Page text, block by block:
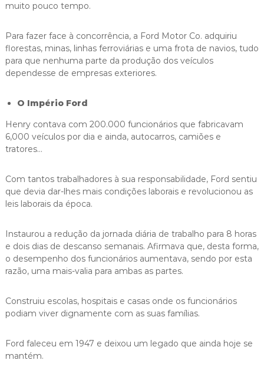
muito pouco tempo.
Para fazer face à concorrência, a Ford Motor Co. adquiriu
florestas, minas, linhas ferroviárias e uma frota de navios, tudo
para que nenhuma parte da produção dos veículos
dependesse de empresas exteriores.
O Império Ford
Henry contava com 200.000 funcionários que fabricavam
6,000 veículos por dia e ainda, autocarros, camiões e
tratores…
Com tantos trabalhadores à sua responsabilidade, Ford sentiu
que devia dar-lhes mais condições laborais e revolucionou as
leis laborais da época.
Instaurou a redução da jornada diária de trabalho para 8 horas
e dois dias de descanso semanais. Afirmava que, desta forma,
o desempenho dos funcionários aumentava, sendo por esta
razão, uma mais-valia para ambas as partes.
Construiu escolas, hospitais e casas onde os funcionários
podiam viver dignamente com as suas famílias.
Ford faleceu em 1947 e deixou um legado que ainda hoje se
mantém.